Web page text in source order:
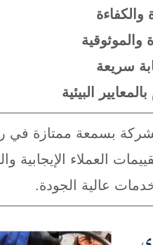
والكفاءة
والموثوقية
سريعة
بالمعايير البيئية
بسمعة ممتازة في
العملاء الإيجابية
عالية الجودة.